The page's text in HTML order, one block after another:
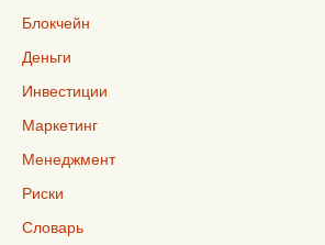
Блокчейн
Деньги
Инвестиции
Маркетинг
Менеджмент
Риски
Словарь